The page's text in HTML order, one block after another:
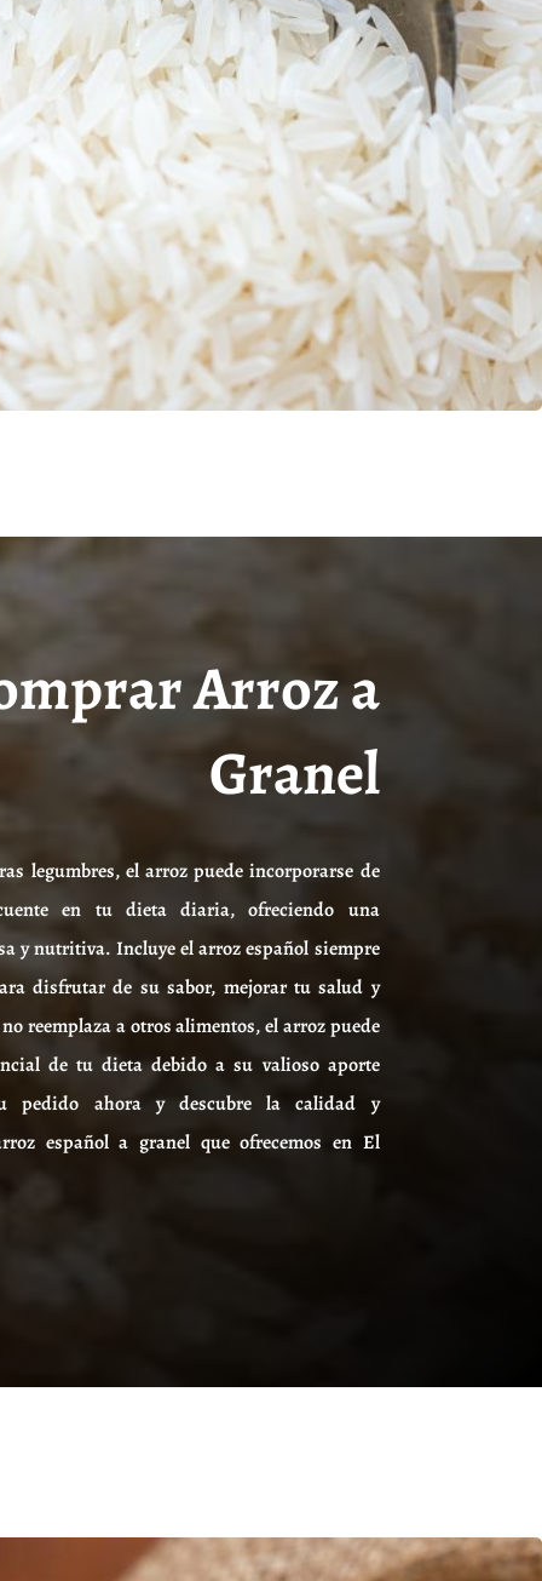
Arroz a
Granel
legumbres, el arroz puede incorporarse de
en tu dieta diaria, ofreciendo una
y nutritiva. Incluye el arroz español siempre
disfrutar de su sabor, mejorar tu salud y
reemplaza a otros alimentos, el arroz puede
de tu dieta debido a su valioso aporte
pedido ahora y descubre la calidad y
español a granel que ofrecemos en El